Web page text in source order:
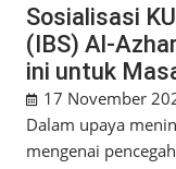
Sosialisasi
(IBS) Al-
ini untuk
17 November
Dalam upaya
mengenai